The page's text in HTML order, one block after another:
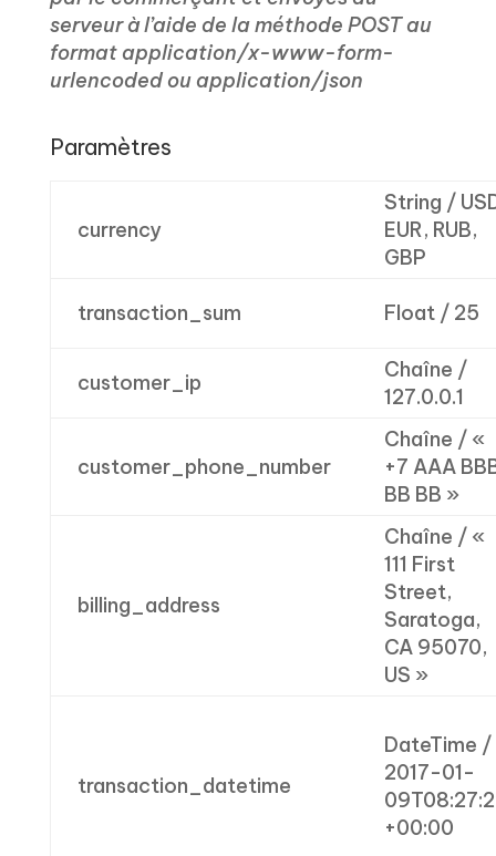
serveur à l’aide de la méthode POST au
format application/x-www-form-
urlencoded ou application/json
Paramètres
currency
String /
EUR, RUB,
GBP
transaction_sum Float / 25
customer_ip
Chaîne /
127.0.0.1
customer_phone_number
Chaîne / «
+7 AAA
BB BB »
billing_address
Chaîne / «
111 First
Street,
Saratoga,
CA 95070,
US »
transaction_datetime
DateTime /
2017-01-
+00:00